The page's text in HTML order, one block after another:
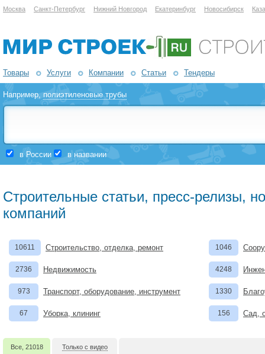
Москва Санкт-Петербург Нижний Новгород Екатеринбург Новосибирск
Товары Услуги Компании Статьи Тендеры
Например,полиэтиленовые трубы
в России в названии
Строительные статьи, пресс-релизы,
компаний
10611 Строительство, отделка, ремонт
2736 Недвижимость
973 Транспорт, оборудование, инструмент
67 Уборка, клининг
1046
4248
1330
156 Сад,
Все, 21018 Только с видео